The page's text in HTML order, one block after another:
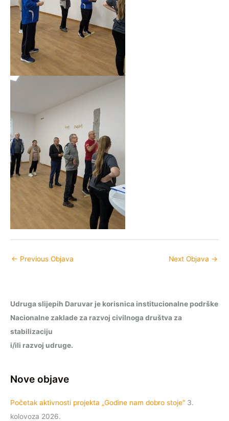
← Previous Objava Next Objava →
Udruga slijepih Daruvar je korisnica institucionalne podrške
Nacionalne zaklade za razvoj civilnoga društva za
stabilizaciju
i/ili razvoj udruge.
Nove objave
Početak aktivnosti projekta „Godine nam dobro stoje“ 3.
kolovoza 2026.